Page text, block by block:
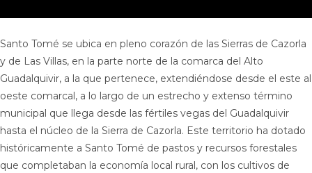
Santo Tomé se ubica en pleno corazón de las Sierras de Cazorla
y de Las Villas, en la parte norte de la comarca del Alto
Guadalquivir, a la que pertenece, extendiéndose desde el este al
oeste comarcal, a lo largo de un estrecho y extenso término
municipal que llega desde las fértiles vegas del Guadalquivir
hasta el núcleo de la Sierra de Cazorla. Este territorio ha dotado
históricamente a Santo Tomé de pastos y recursos forestales
que completaban la economía local rural, con los cultivos de